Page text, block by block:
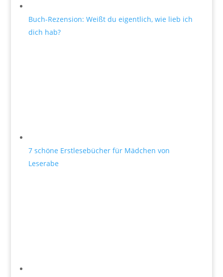
Buch-Rezension: Weißt du eigentlich, wie lieb ich
dich hab?
7 schöne Erstlesebücher für Mädchen von
Leserabe